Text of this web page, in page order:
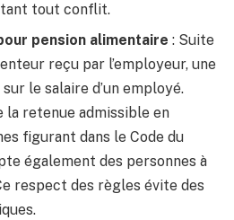
tout conflit.
pension alimentaire : Suite
reçu par l’employeur, une
le salaire d’un employé.
la retenue admissible en
figurant dans le Code du
également des personnes à
respect des règles évite des